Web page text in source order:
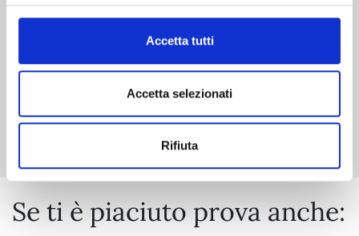
Accetta tutti
Accetta selezionati
Rifiuta
€ 5,90
Mostra tutto
Se ti è piaciuto prova anche: